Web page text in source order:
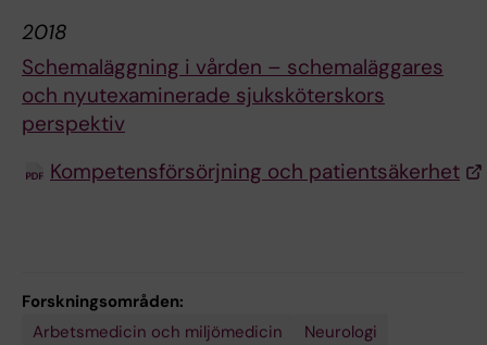
2018
Schemaläggning i vården – schemaläggares
och nyutexaminerade sjuksköterskors
perspektiv
Kompetensförsörjning och patientsäkerhet
Forskningsområden:
Arbetsmedicin och miljömedicin
Neurologi